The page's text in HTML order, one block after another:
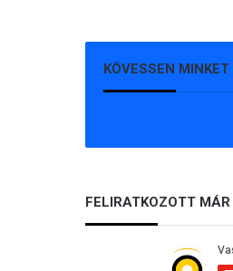
KÖVESSEN
FELIRATKOZOTT